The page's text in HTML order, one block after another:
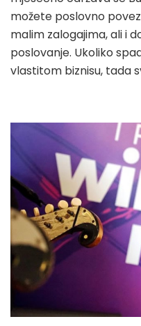
možete poslovno
malim zalogajima, ali i
poslovanje. Ukoliko
vlastitom biznisu, tada